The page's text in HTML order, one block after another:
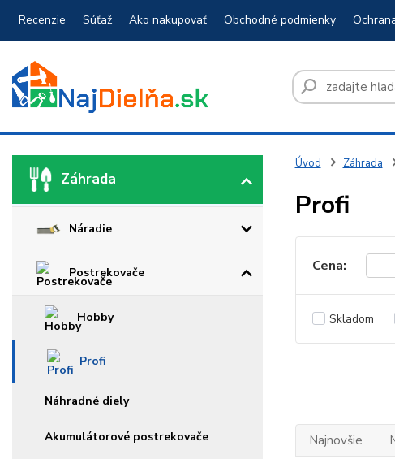
Recenzie Súťaž Ako nakupovať Obchodné podmienky
Záhrada
Náradie
Postrekovače
Hobby
Profi
Náhradné diely
Akumulátorové postrekovače
Úvod Záhrada
Profi
Cena:
Skladom
Najnovšie